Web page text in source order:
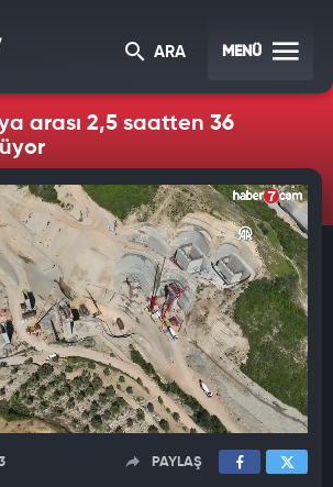
ARA MENÜ
arası 2,5 saatten 36
PAYLAŞ